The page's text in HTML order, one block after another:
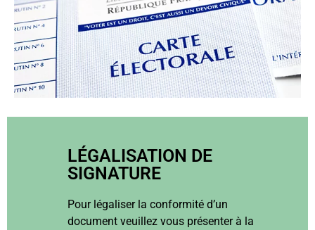
LÉGALISATION DE
SIGNATURE
Pour légaliser la conformité d’un
document veuillez vous présenter à la